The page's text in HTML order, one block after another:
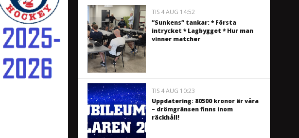
TIS 4 AUG 14:52
”Sunkens” tankar: * Första
intrycket * Lagbygget * Hur man
vinner matcher
TIS 4 AUG 10:23
Uppdatering: 80500 kronor är våra
– drömgränsen finns inom
räckhåll!